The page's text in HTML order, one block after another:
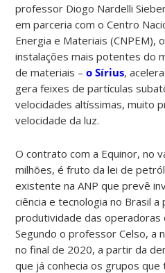
professor Diogo Nardelli
em parceria com o Centro
Energia e Materiais (CNPEM),
instalações mais potentes do
de materiais – o Sírius,
gera feixes de partículas
velocidades altíssimas, muito
velocidade da luz.
O contrato com a Equinor, no
milhões, é fruto da lei de
existente na ANP que prevê
ciência e tecnologia no Brasil a
produtividade das operadoras
Segundo o professor Celso, a
no final de 2020, a partir da
que já conhecia os grupos que